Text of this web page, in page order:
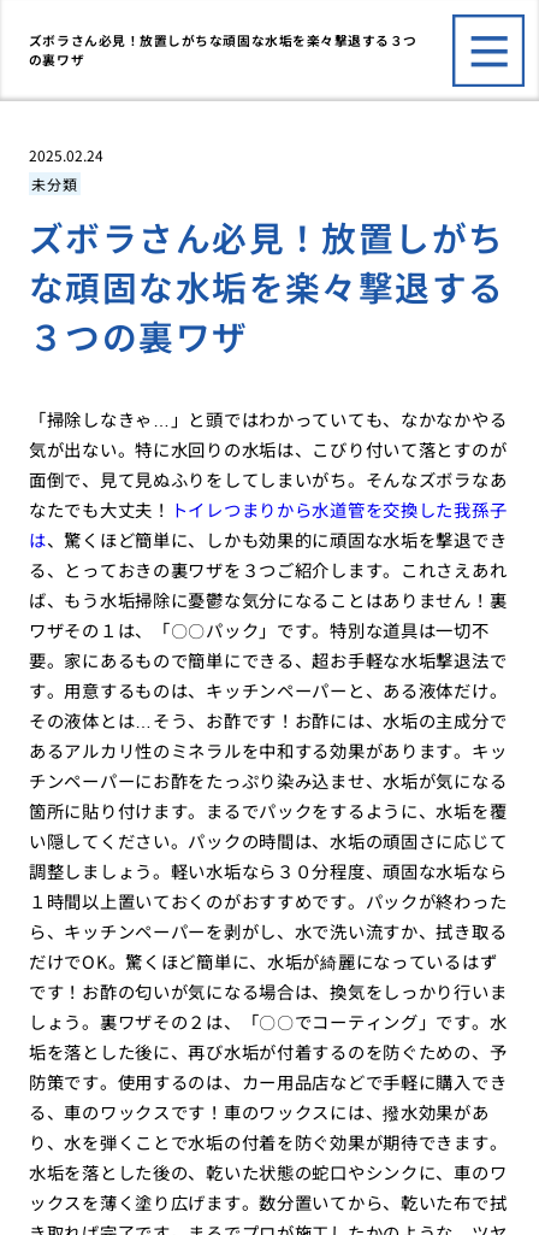
ズボラさん必見！放置しがちな頑固な水垢を楽々撃退する３つ
の裏ワザ
2025.02.24
未分類
ズボラさん必見！放置しがち
な頑固な水垢を楽々撃退する
３つの裏ワザ
「掃除しなきゃ…」と頭ではわかっていても、なかなかやる
気が出ない。特に水回りの水垢は、こびり付いて落とすのが
面倒で、見て見ぬふりをしてしまいがち。そんなズボラなあ
なたでも大丈夫！ トイレつまりから水道管を交換した我孫子
は、驚くほど簡単に、しかも効果的に頑固な水垢を撃退でき
る、とっておきの裏ワザを３つご紹介します。これさえあれ
ば、もう水垢掃除に憂鬱な気分になることはありません！裏
ワザその１は、「〇〇パック」です。特別な道具は一切不
要。家にあるもので簡単にできる、超お手軽な水垢撃退法で
す。用意するものは、キッチンペーパーと、ある液体だけ。
その液体とは…そう、お酢です！お酢には、水垢の主成分で
あるアルカリ性のミネラルを中和する効果があります。キッ
チンペーパーにお酢をたっぷり染み込ませ、水垢が気になる
箇所に貼り付けます。まるでパックをするように、水垢を覆
い隠してください。パックの時間は、水垢の頑固さに応じて
調整しましょう。軽い水垢なら３０分程度、頑固な水垢なら
１時間以上置いておくのがおすすめです。パックが終わった
ら、キッチンペーパーを剥がし、水で洗い流すか、拭き取る
だけでOK。驚くほど簡単に、水垢が綺麗になっているはず
です！お酢の匂いが気になる場合は、換気をしっかり行いま
しょう。裏ワザその２は、「〇〇でコーティング」です。水
垢を落とした後に、再び水垢が付着するのを防ぐための、予
防策です。使用するのは、カー用品店などで手軽に購入でき
る、車のワックスです！車のワックスには、撥水効果があ
り、水を弾くことで水垢の付着を防ぐ効果が期待できます。
水垢を落とした後の、乾いた状態の蛇口やシンクに、車のワ
ックスを薄く塗り広げます。数分置いてから、乾いた布で拭